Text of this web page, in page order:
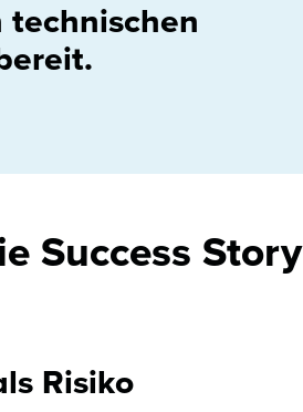
Success Story
Risiko